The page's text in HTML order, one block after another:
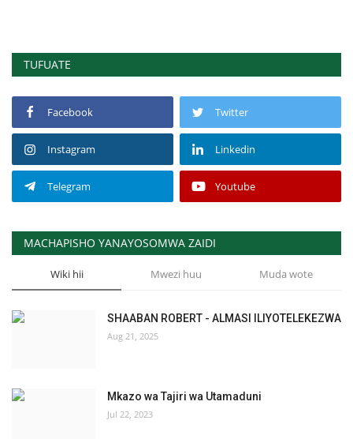
TUFUATE
Facebook Twitter
Instagram Linkedin
Telegram Youtube
MACHAPISHO YANAYOSOMWA ZAIDI
Wiki hii Mwezi huu Muda wote
SHAABAN ROBERT - ALMASI ILIYOTELEKEZWA
Aug 21, 2025
Mkazo wa Tajiri wa Utamaduni
Jul 22, 2023